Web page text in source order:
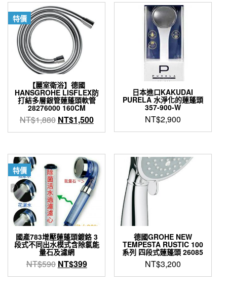
特價
【麗室衛浴】德國
HANSGROHE LISFLEX防
打結多層銀管蓮蓬頭軟管
28276000 160CM
NT$1,880 原
始
格：
NT$1,880。
NT$1,500目
前
格：
NT$1,500。
日本進口KAKUDAI
PURELA 水淨化的蓮蓬頭
357-900-W
NT$2,900
特價
國產783增壓蓮蓬頭鍍鉻 3
段式不同出水模式含除氯能
量石及濾網
NT$590 原
始
NT$399目
前
德國GROHE NEW
TEMPESTA RUSTIC 100
系列 四段式蓮蓬頭 26085
NT$3,200